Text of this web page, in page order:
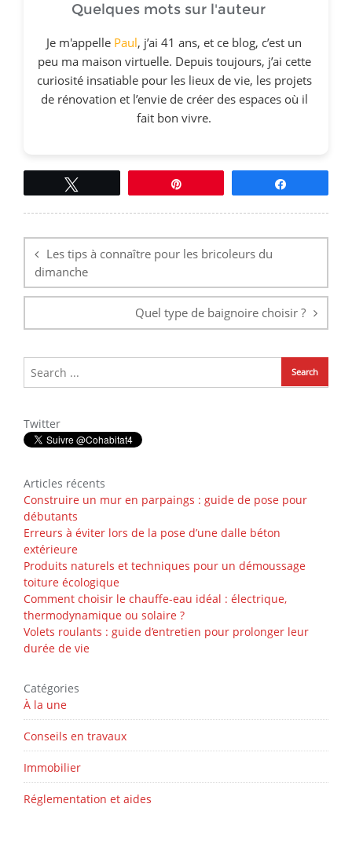
Quelques mots sur l'auteur
Je m'appelle Paul, j’ai 41 ans, et ce blog, c’est un
peu ma maison virtuelle. Depuis toujours, j’ai cette
curiosité insatiable pour les lieux de vie, les projets
de rénovation et l’envie de créer des espaces où il
fait bon vivre.
de
l’articleLes tips à connaître pour les bricoleurs du
dimanche
Quel type de baignoire choisir ?
Twitter
Articles récents
Construire un mur en parpaings : guide de pose pour
débutants
Erreurs à éviter lors de la pose d’une dalle béton
extérieure
Produits naturels et techniques pour un démoussage
toiture écologique
Comment choisir le chauffe-eau idéal : électrique,
thermodynamique ou solaire ?
Volets roulants : guide d’entretien pour prolonger leur
durée de vie
Catégories
À la une
Conseils en travaux
Immobilier
Réglementation et aides